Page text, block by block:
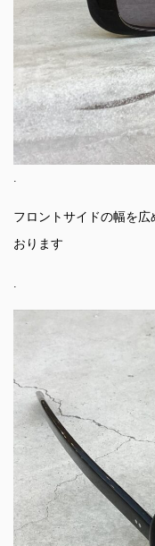
フロントサイドの幅を
おります